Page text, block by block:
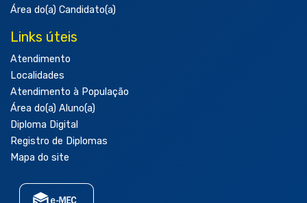
Área do(a) Candidato(a)
Links úteis
Atendimento
Localidades
Atendimento à População
Área do(a) Aluno(a)
Diploma Digital
Registro de Diplomas
Mapa do site